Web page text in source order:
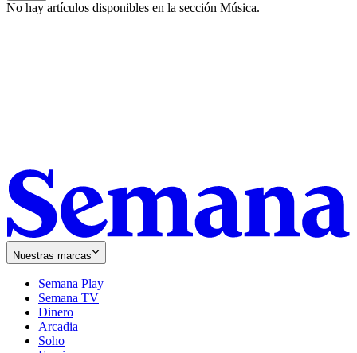
No hay artículos disponibles en la sección Música.
Nuestras marcas
Semana Play
Semana TV
Dinero
Arcadia
Soho